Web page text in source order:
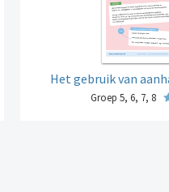
Het gebruik van
Groep 5, 6, 7, 8